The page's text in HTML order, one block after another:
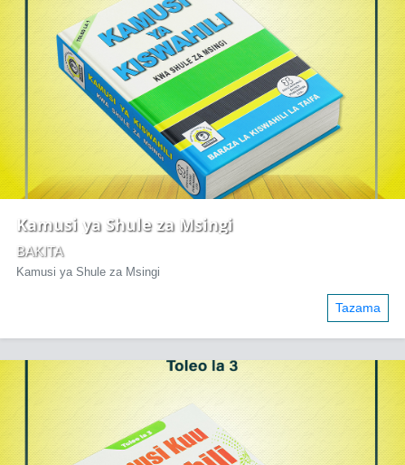
Kamusi ya Shule za Msingi
BAKITA
Kamusi ya Shule za Msingi
Tazama